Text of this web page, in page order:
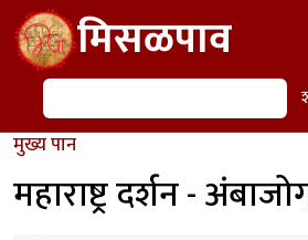
Skip to main contentमिसळपाव
शोध
मुख्य पान
महाराष्ट्र दर्शन -